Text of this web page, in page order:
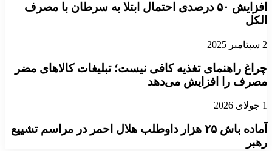
افزایش ۵۰ درصدی احتمال ابتلا به سرطان با مصرف
الکل
2 سپتامبر 2025
چراغ راهنمای تغذیه کافی نیست؛ تبلیغات کالاهای مضر
مصرف را افزایش می‌دهد
1 جولای 2026
آماده باش ۲۵ هزار داوطلب هلال احمر در مراسم تشییع
رهبر